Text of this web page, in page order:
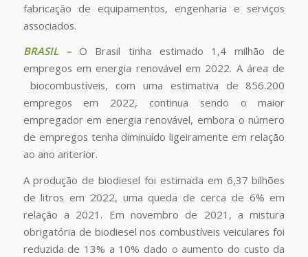
fabricação de equipamentos, engenharia e serviços
associados.
BRASIL –O Brasil tinha estimado 1,4 milhão de
empregos em energia renovável em 2022. A área de
biocombustíveis, com uma estimativa de 856.200
empregos em 2022, continua sendo o maior
empregador em energia renovável, embora o número
de empregos tenha diminuído ligeiramente em relação
ao ano anterior.
A produção de biodiesel foi estimada em 6,37 bilhões
de litros em 2022, uma queda de cerca de 6% em
relação a 2021. Em novembro de 2021, a mistura
obrigatória de biodiesel nos combustíveis veiculares foi
reduzida de 13% a 10% dado o aumento do custo da